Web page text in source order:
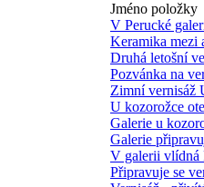
Jméno položky
V Perucké
Keramika mezi
Druhá letošní
Pozvánka na
Zimní vernisáž
U kozorožce
Galerie u
Galerie
V galerii vlídná
Připravuje se